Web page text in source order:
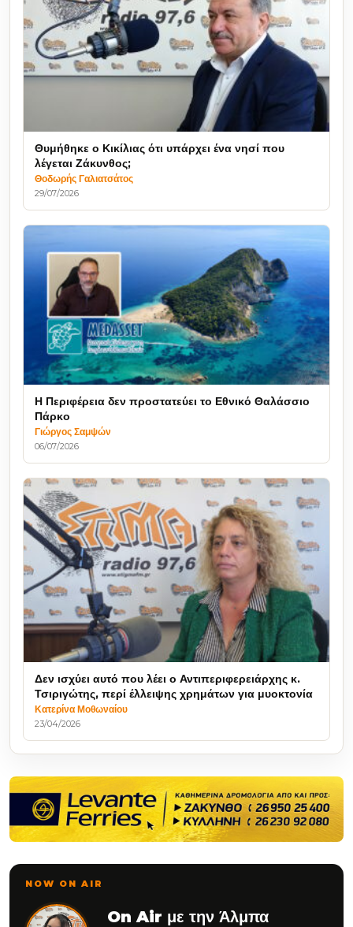
Θυμήθηκε ο Κικίλιας ότι υπάρχει ένα νησί που
λέγεται Ζάκυνθος;
Θοδωρής Γαλιατσάτος
29/07/2026
Η Περιφέρεια δεν προστατεύει το Εθνικό Θαλάσσιο
Πάρκο
Γιώργος Σαμψών
06/07/2026
Δεν ισχύει αυτό που λέει ο Αντιπεριφερειάρχης κ.
Τσιριγώτης, περί έλλειψης χρημάτων για μυοκτονία
Κατερίνα Μοθωναίου
23/04/2026
NOW ON AIR
On Air με την Άλμπα